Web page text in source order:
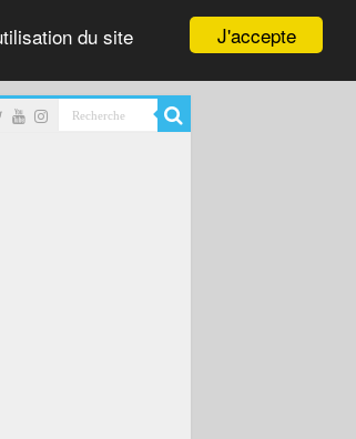
J'accepte
du site